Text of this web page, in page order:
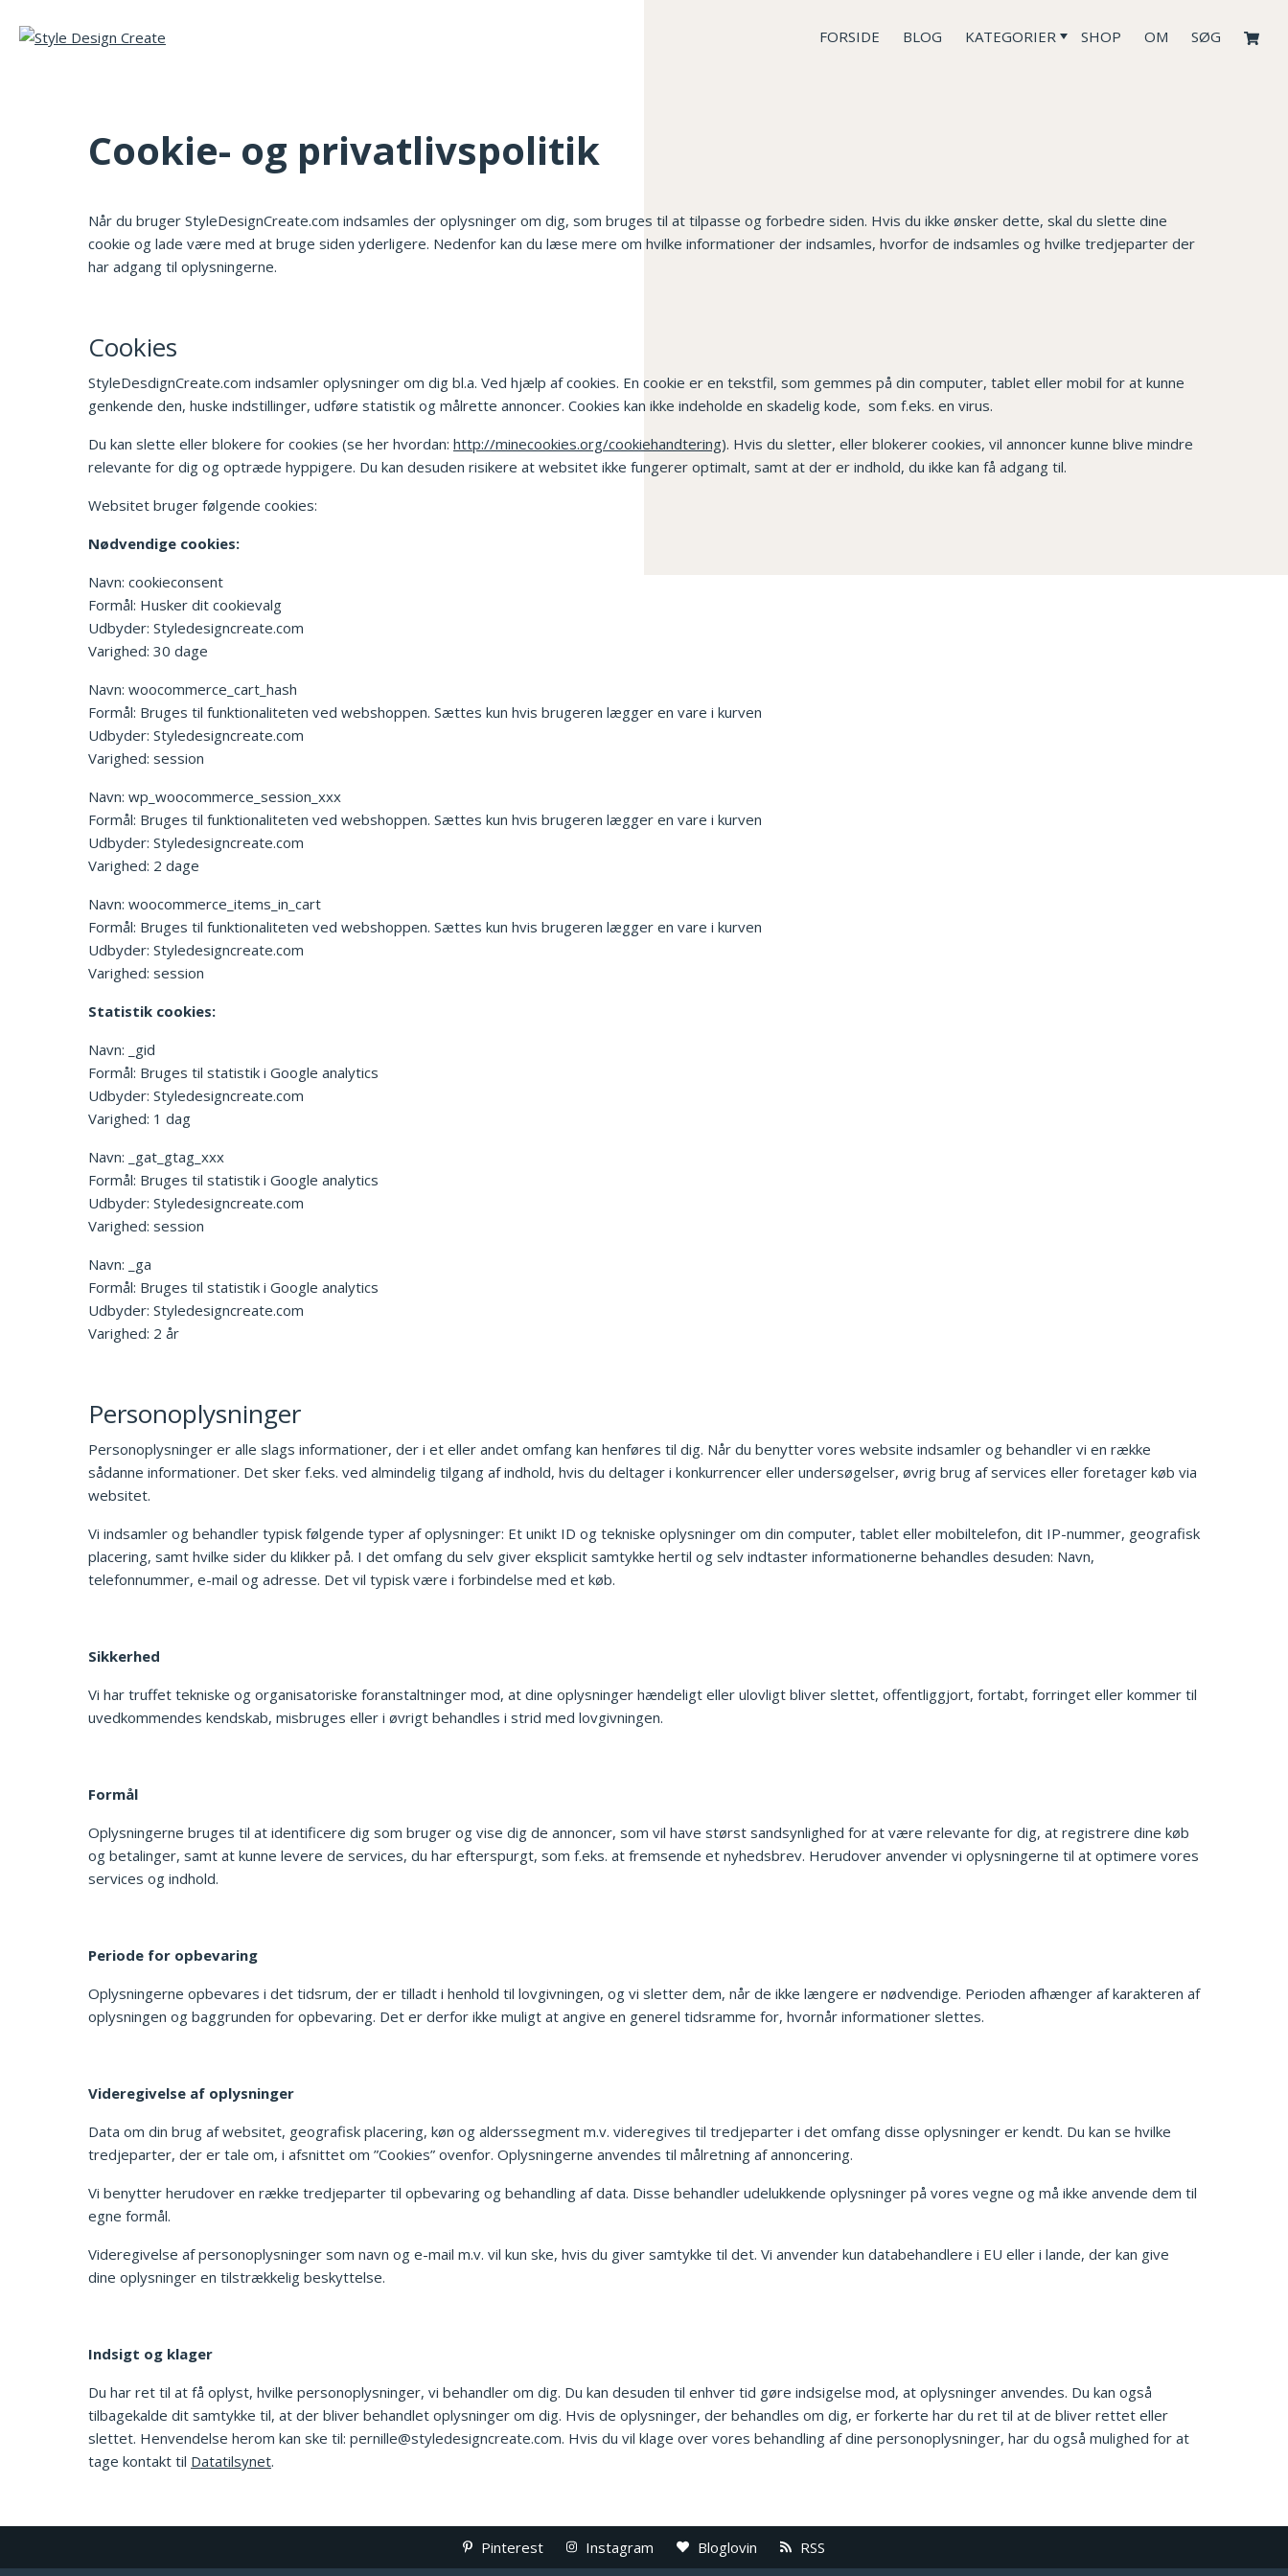
FORSIDE BLOG KATEGORIER SHOP OM SØG
Cookie- og privatlivspolitik
Når du bruger StyleDesignCreate.com indsamles der oplysninger om dig, som bruges til at tilpasse og forbedre siden. Hvis du ikke ønsker dette, skal du slette dine
cookie og lade være med at bruge siden yderligere. Nedenfor kan du læse mere om hvilke informationer der indsamles, hvorfor de indsamles og hvilke tredjeparter der
har adgang til oplysningerne.
Cookies
StyleDesdignCreate.com indsamler oplysninger om dig bl.a. Ved hjælp af cookies. En cookie er en tekstfil, som gemmes på din computer, tablet eller mobil for at kunne
genkende den, huske indstillinger, udføre statistik og målrette annoncer. Cookies kan ikke indeholde en skadelig kode, som f.eks. en virus.
Du kan slette eller blokere for cookies (se her hvordan: http://minecookies.org/cookiehandtering). Hvis du sletter, eller blokerer cookies, vil annoncer kunne blive mindre
relevante for dig og optræde hyppigere. Du kan desuden risikere at websitet ikke fungerer optimalt, samt at der er indhold, du ikke kan få adgang til.
Websitet bruger følgende cookies:
Nødvendige cookies:
Navn: cookieconsent
Formål: Husker dit cookievalg
Udbyder: Styledesigncreate.com
Varighed: 30 dage
Navn: woocommerce_cart_hash
Formål: Bruges til funktionaliteten ved webshoppen. Sættes kun hvis brugeren lægger en vare i kurven
Udbyder: Styledesigncreate.com
Varighed: session
Navn: wp_woocommerce_session_xxx
Formål: Bruges til funktionaliteten ved webshoppen. Sættes kun hvis brugeren lægger en vare i kurven
Udbyder: Styledesigncreate.com
Varighed: 2 dage
Navn: woocommerce_items_in_cart
Formål: Bruges til funktionaliteten ved webshoppen. Sættes kun hvis brugeren lægger en vare i kurven
Udbyder: Styledesigncreate.com
Varighed: session
Statistik cookies:
Navn: _gid
Formål: Bruges til statistik i Google analytics
Udbyder: Styledesigncreate.com
Varighed: 1 dag
Navn: _gat_gtag_xxx
Formål: Bruges til statistik i Google analytics
Udbyder: Styledesigncreate.com
Varighed: session
Navn: _ga
Formål: Bruges til statistik i Google analytics
Udbyder: Styledesigncreate.com
Varighed: 2 år
Personoplysninger
Personoplysninger er alle slags informationer, der i et eller andet omfang kan henføres til dig. Når du benytter vores website indsamler og behandler vi en række
sådanne informationer. Det sker f.eks. ved almindelig tilgang af indhold, hvis du deltager i konkurrencer eller undersøgelser, øvrig brug af services eller foretager køb via
websitet.
Vi indsamler og behandler typisk følgende typer af oplysninger: Et unikt ID og tekniske oplysninger om din computer, tablet eller mobiltelefon, dit IP-nummer, geografisk
placering, samt hvilke sider du klikker på. I det omfang du selv giver eksplicit samtykke hertil og selv indtaster informationerne behandles desuden: Navn,
telefonnummer, e-mail og adresse. Det vil typisk være i forbindelse med et køb.
Sikkerhed
Vi har truffet tekniske og organisatoriske foranstaltninger mod, at dine oplysninger hændeligt eller ulovligt bliver slettet, offentliggjort, fortabt, forringet eller kommer til
uvedkommendes kendskab, misbruges eller i øvrigt behandles i strid med lovgivningen.
Formål
Oplysningerne bruges til at identificere dig som bruger og vise dig de annoncer, som vil have størst sandsynlighed for at være relevante for dig, at registrere dine køb
og betalinger, samt at kunne levere de services, du har efterspurgt, som f.eks. at fremsende et nyhedsbrev. Herudover anvender vi oplysningerne til at optimere vores
services og indhold.
Periode for opbevaring
Oplysningerne opbevares i det tidsrum, der er tilladt i henhold til lovgivningen, og vi sletter dem, når de ikke længere er nødvendige. Perioden afhænger af karakteren af
oplysningen og baggrunden for opbevaring. Det er derfor ikke muligt at angive en generel tidsramme for, hvornår informationer slettes.
Videregivelse af oplysninger
Data om din brug af websitet, geografisk placering, køn og alderssegment m.v. videregives til tredjeparter i det omfang disse oplysninger er kendt. Du kan se hvilke
tredjeparter, der er tale om, i afsnittet om ”Cookies” ovenfor. Oplysningerne anvendes til målretning af annoncering.
Vi benytter herudover en række tredjeparter til opbevaring og behandling af data. Disse behandler udelukkende oplysninger på vores vegne og må ikke anvende dem til
egne formål.
Videregivelse af personoplysninger som navn og e-mail m.v. vil kun ske, hvis du giver samtykke til det. Vi anvender kun databehandlere i EU eller i lande, der kan give
dine oplysninger en tilstrækkelig beskyttelse.
Indsigt og klager
Du har ret til at få oplyst, hvilke personoplysninger, vi behandler om dig. Du kan desuden til enhver tid gøre indsigelse mod, at oplysninger anvendes. Du kan også
tilbagekalde dit samtykke til, at der bliver behandlet oplysninger om dig. Hvis de oplysninger, der behandles om dig, er forkerte har du ret til at de bliver rettet eller
slettet. Henvendelse herom kan ske til: pernille@styledesigncreate.com. Hvis du vil klage over vores behandling af dine personoplysninger, har du også mulighed for at
tage kontakt til Datatilsynet.
Pinterest Instagram Bloglovin RSS